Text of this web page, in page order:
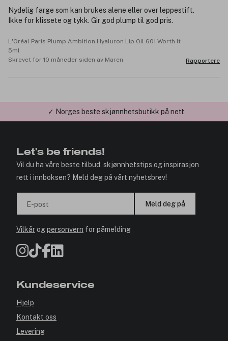
Nydelig farge som kan brukes alene eller over leppestift.
Ikke for klissete og tykk. Gir god plump til god pris.
L'Oréal Paris Plump Ambition Hyaluron Lip Oil 601 Worth It
5ml
Skrevet for 10 måneder siden av Maren
Rapportere
✓ Norges beste skjønnhetsbutikk på nett
Let's be friends!
Vil du ha våre beste tilbud, skjønnhetstips og inspirasjon
rett i innboksen? Meld deg på vårt nyhetsbrev!
E-post Meld deg på
Vilkårogpersonvern for påmelding
Kundeservice
Hjelp
Kontakt oss
Levering